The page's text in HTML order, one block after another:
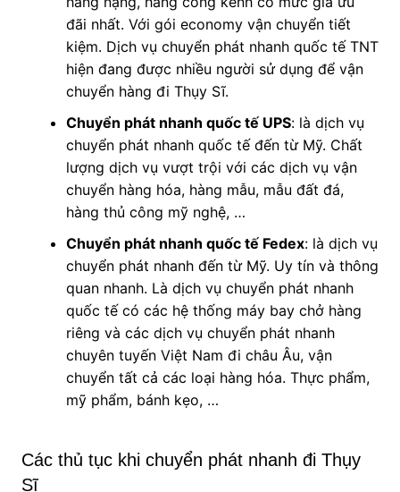
đãi nhất. Với gói economy vận chuyển tiết
kiệm. Dịch vụ chuyển phát nhanh quốc tế TNT
hiện đang được nhiều người sử dụng để vận
chuyển hàng đi Thụy Sĩ.
Chuyển phát nhanh quốc tế UPS: là dịch vụ
chuyển phát nhanh quốc tế đến từ Mỹ. Chất
lượng dịch vụ vượt trội với các dịch vụ vận
chuyển hàng hóa, hàng mẫu, mẫu đất đá,
hàng thủ công mỹ nghệ, …
Chuyển phát nhanh quốc tế Fedex: là dịch vụ
chuyển phát nhanh đến từ Mỹ. Uy tín và thông
quan nhanh. Là dịch vụ chuyển phát nhanh
quốc tế có các hệ thống máy bay chở hàng
riêng và các dịch vụ chuyển phát nhanh
chuyên tuyến Việt Nam đi châu Âu, vận
chuyển tất cả các loại hàng hóa. Thực phẩm,
mỹ phẩm, bánh kẹo, …
Các thủ tục khi chuyển phát nhanh đi Thụy
Sĩ